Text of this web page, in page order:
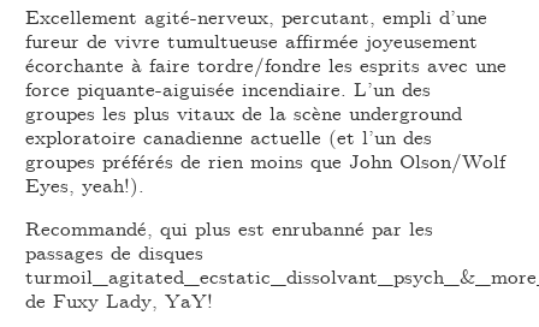
Excellement agité-nerveux, percutant, empli d’une
fureur de vivre tumultueuse affirmée joyeusement
écorchante à faire tordre/fondre les esprits avec une
force piquante-aiguisée incendiaire. L’un des
groupes les plus vitaux de la scène underground
exploratoire canadienne actuelle (et l’un des
groupes préférés de rien moins que John Olson/Wolf
Eyes, yeah!).
Recommandé, qui plus est enrubanné par les
passages de disques
de Fuxy Lady, YaY!